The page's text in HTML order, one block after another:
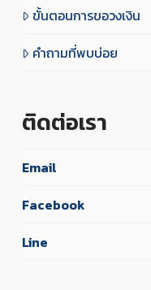
ขั้นตอนการขอวงเงิน
คำถามที่พบบ่อย
ติดต่อเรา
Email
Facebook
Line